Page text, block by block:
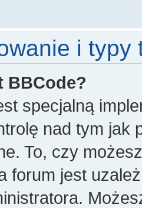
i typy
BBCode?
specjalną
nad tym jak
To, czy
forum jest